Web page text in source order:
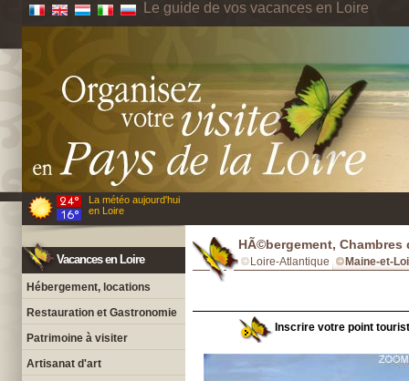
Le guide de vos vacances en Loire
La météo aujourd'hui
en Loire
Vacances en Loire
Hébergement, locations
Restauration et Gastronomie
Patrimoine à visiter
Artisanat d'art
HÃ©bergement, Chambres
Loire-Atlantique Maine-et-
Inscrire votre point